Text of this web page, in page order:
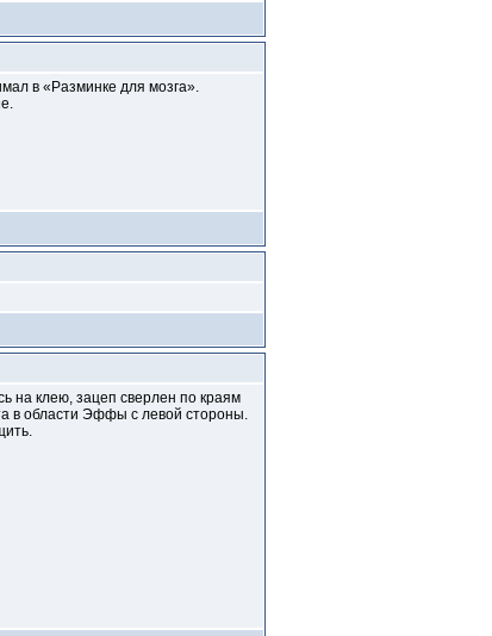
в «Разминке для мозга».
на клею, зацеп сверлен по краям
в области Эффы с левой стороны.